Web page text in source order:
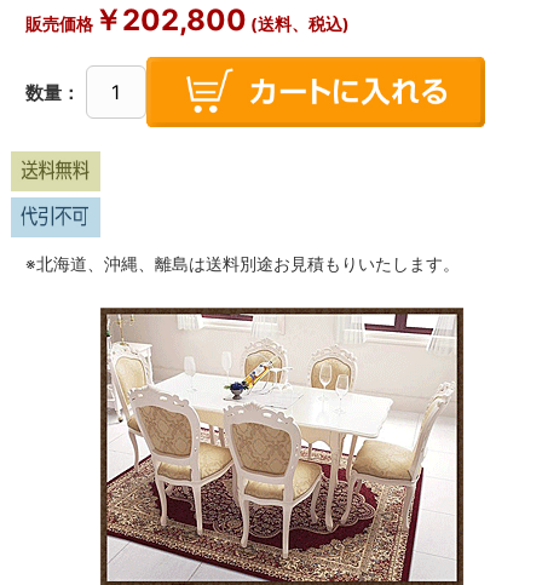
販売価格￥202,800 (送料、税込)
数量：
※北海道、沖縄、離島は送料別途お見積もりいたします。